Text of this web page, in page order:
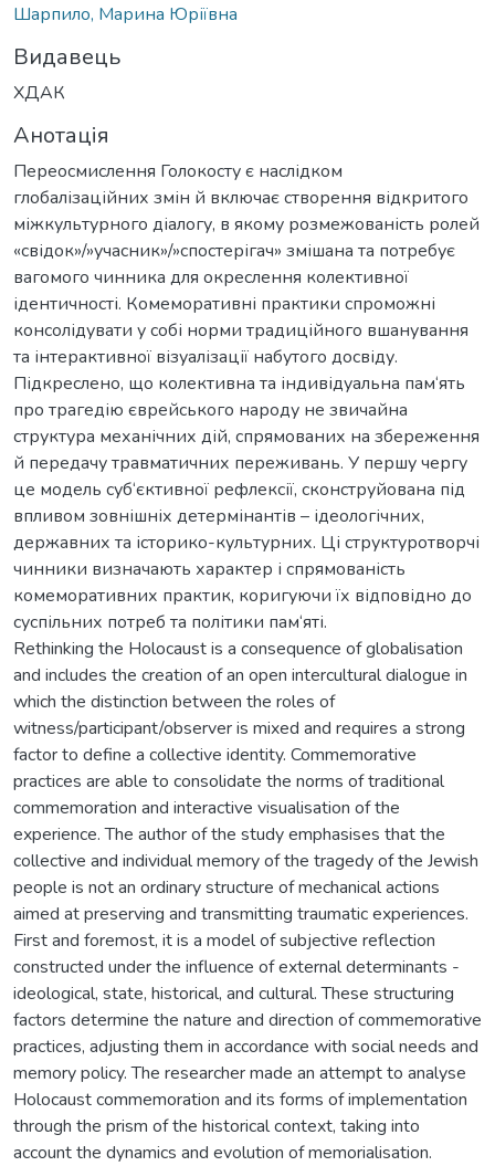
Шарпило, Марина Юріївна
Видавець
ХДАК
Анотація
Переосмислення Голокосту є наслідком
глобалізаційних змін й включає створення відкритого
міжкультурного діалогу, в якому розмежованість ролей
«свідок»/»учасник»/»спостерігач» змішана та потребує
вагомого чинника для окреслення колективної
ідентичності. Комеморативні практики спроможні
консолідувати у собі норми традиційного вшанування
та інтерактивної візуалізації набутого досвіду.
Підкреслено, що колективна та індивідуальна пам‘ять
про трагедію єврейського народу не звичайна
структура механічних дій, спрямованих на збереження
й передачу травматичних переживань. У першу чергу
це модель суб‘єктивної рефлексії, сконструйована під
впливом зовнішніх детермінантів – ідеологічних,
державних та історико-культурних. Ці структуротворчі
чинники визначають характер і спрямованість
комеморативних практик, коригуючи їх відповідно до
суспільних потреб та політики пам‘яті.
Rethinking the Holocaust is a consequence of globalisation
and includes the creation of an open intercultural dialogue in
which the distinction between the roles of
witness/participant/observer is mixed and requires a strong
factor to define a collective identity. Commemorative
practices are able to consolidate the norms of traditional
commemoration and interactive visualisation of the
experience. The author of the study emphasises that the
collective and individual memory of the tragedy of the Jewish
people is not an ordinary structure of mechanical actions
aimed at preserving and transmitting traumatic experiences.
First and foremost, it is a model of subjective reflection
constructed under the influence of external determinants -
ideological, state, historical, and cultural. These structuring
factors determine the nature and direction of commemorative
practices, adjusting them in accordance with social needs and
memory policy. The researcher made an attempt to analyse
Holocaust commemoration and its forms of implementation
through the prism of the historical context, taking into
account the dynamics and evolution of memorialisation.